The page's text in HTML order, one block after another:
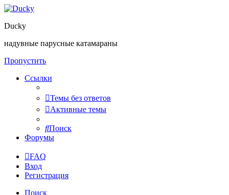
Ducky
надувные парусные катамараны
Пропустить
Ссылки
Темы без ответов
Активные темы
Поиск
Форумы
FAQ
Вход
Регистрация
Поиск